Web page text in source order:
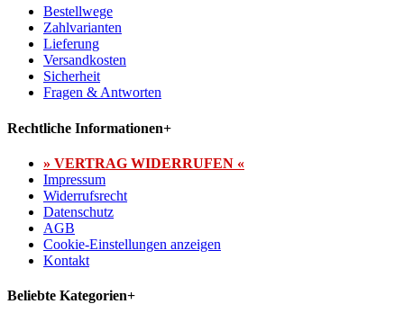
Bestellwege
Zahlvarianten
Lieferung
Versandkosten
Sicherheit
Fragen & Antworten
Rechtliche Informationen+
» VERTRAG WIDERRUFEN «
Impressum
Widerrufsrecht
Datenschutz
AGB
Cookie-Einstellungen anzeigen
Kontakt
Beliebte Kategorien+